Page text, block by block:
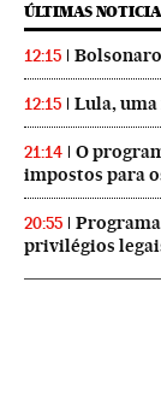
ÚLTIMAS
12:15
12:15 Lula,
21:14
O
impostos para
20:55
privilégios